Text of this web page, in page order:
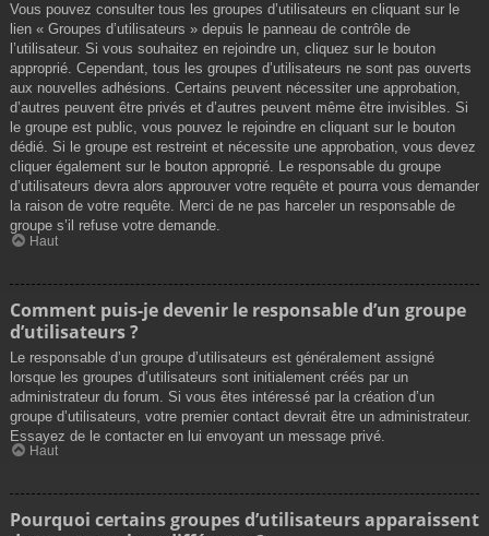
Vous pouvez consulter tous les groupes d’utilisateurs en cliquant sur le
lien « Groupes d’utilisateurs » depuis le panneau de contrôle de
l’utilisateur. Si vous souhaitez en rejoindre un, cliquez sur le bouton
approprié. Cependant, tous les groupes d’utilisateurs ne sont pas ouverts
aux nouvelles adhésions. Certains peuvent nécessiter une approbation,
d’autres peuvent être privés et d’autres peuvent même être invisibles. Si
le groupe est public, vous pouvez le rejoindre en cliquant sur le bouton
dédié. Si le groupe est restreint et nécessite une approbation, vous devez
cliquer également sur le bouton approprié. Le responsable du groupe
d’utilisateurs devra alors approuver votre requête et pourra vous demander
la raison de votre requête. Merci de ne pas harceler un responsable de
groupe s’il refuse votre demande.
Haut
Comment puis-je devenir le responsable d’un groupe
d’utilisateurs ?
Le responsable d’un groupe d’utilisateurs est généralement assigné
lorsque les groupes d’utilisateurs sont initialement créés par un
administrateur du forum. Si vous êtes intéressé par la création d’un
groupe d’utilisateurs, votre premier contact devrait être un administrateur.
Essayez de le contacter en lui envoyant un message privé.
Haut
Pourquoi certains groupes d’utilisateurs apparaissent